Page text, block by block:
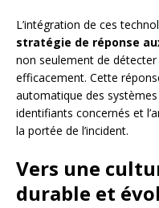
L’intégration de ces
stratégie de réponse
non seulement de détecter
efficacement. Cette
automatique des
identifiants concernés et
la portée de l’incident.
Vers une
durable et